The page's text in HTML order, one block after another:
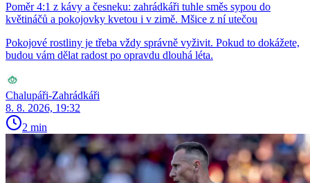
Poměr 4:1 z kávy a česneku: zahrádkáři tuhle směs sypou do
květináčů a pokojovky kvetou i v zimě. Mšice z ní utečou
Pokojové rostliny je třeba vždy správně vyživit. Pokud to dokážete,
budou vám dělat radost po opravdu dlouhá léta.
Chalupáři-Zahrádkáři
8. 8. 2026, 19:32
2 min